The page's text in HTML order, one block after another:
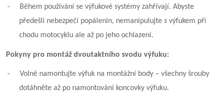
-
Během používání se výfukové systémy zahřívají. Abyste
předešli nebezpečí popálenin, nemanipulujte s výfukem při
chodu motocyklu ale až po jeho ochlazení.
Pokyny pro montáž dvoutaktního svodu výfuku:
-
Volně namontujte výfuk na montážní body – všechny šrouby
dotáhněte až po namontování koncovky výfuku.